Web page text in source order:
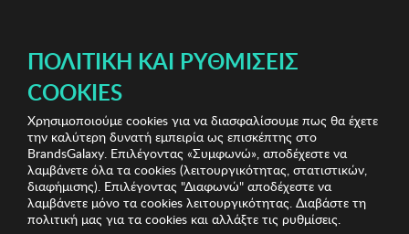
Kenneth Cole Watches Ανδρικά Ρολόγια
Ανδρικό
Ρολόι KCNY
Kenneth Cole Watches
ΠΟΛΙΤΙΚΉ ΚΑΙ ΡΥΘΜΊΣΕΙΣ
COOKIES
Χρησιμοποιούμε cookies για να διασφαλίσουμε πως θα έχετε
την καλύτερη δυνατή εμπειρία ως επισκέπτης στο
BrandsGalaxy. Επιλέγοντας «Συμφωνώ», αποδέχεστε να
λαμβάνετε όλα τα cookies (λειτουργικότητας, στατιστικών,
διαφήμισης). Επιλέγοντας "Διαφωνώ" αποδέχεστε να
λαμβάνετε μόνο τα cookies λειτουργικότητας. Διαβάστε τη
πολιτική μας για τα cookies και αλλάξτε τις ρυθμίσεις.